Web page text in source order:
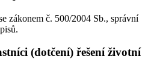
zákonem č. 500/2004 Sb., správní
(dotčení) řešení životní